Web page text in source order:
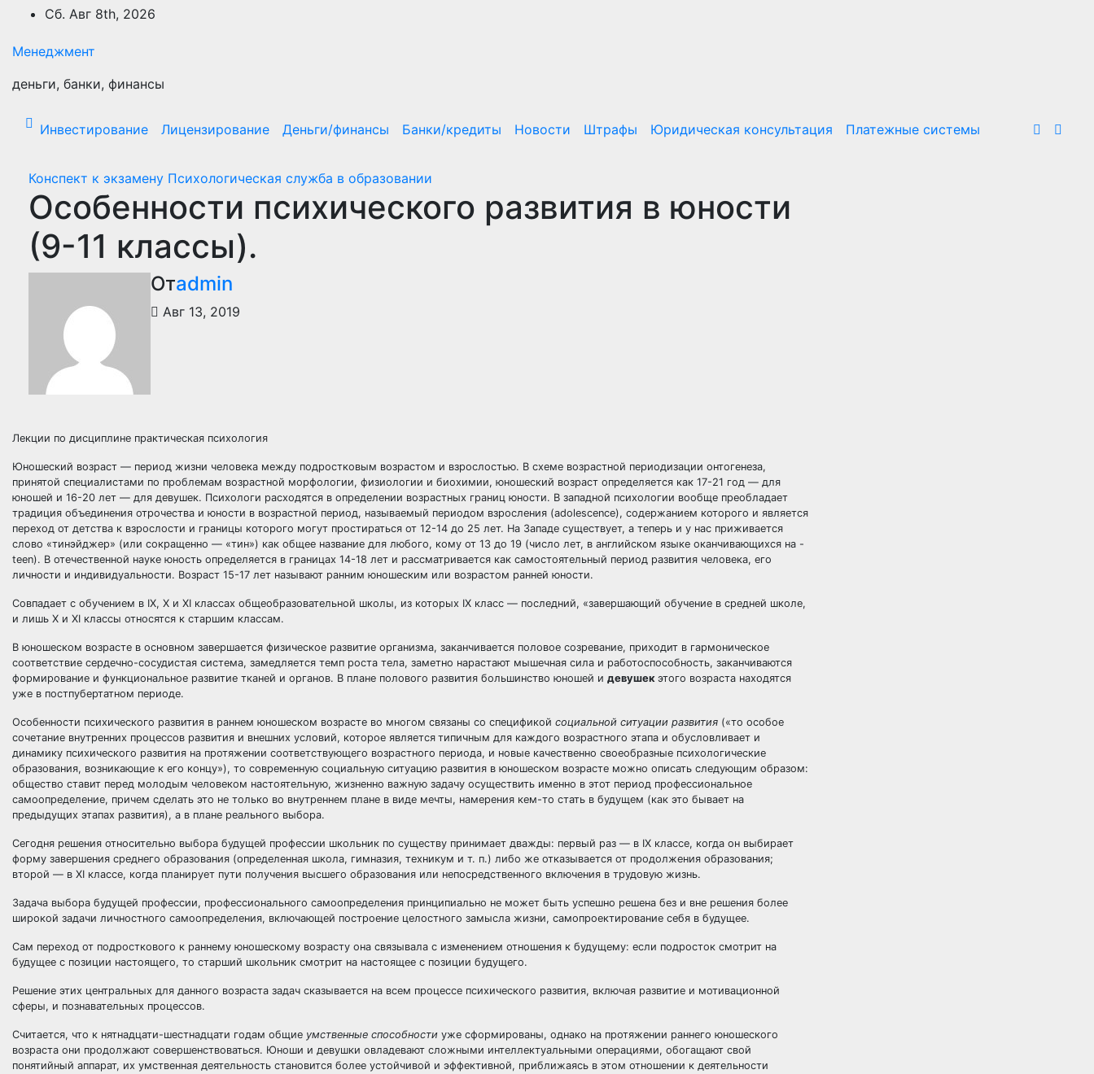
Перейти
содержимому
Сб. Авг 8th, 2026
Менеджмент
деньги, банки, финансы
Инвестирование Лицензирование Деньги/финансы Банки/кредиты Новости Штрафы Юридическая консультация Платежные системы
Конспект к экзамену Психологическая служба в образовании
Особенности психического развития в юности
(9-11 классы).
Отadmin
Авг 13, 2019
Лекции по дисциплине практическая психология
Юношеский возраст — период жизни человека между подростковым возрастом и взрослостью. В схеме возрастной периодизации онтогенеза,
принятой специалистами по проблемам возрастной морфологии, физиологии и биохимии, юношеский возраст определяется как 17-21 год — для
юношей и 16-20 лет — для девушек. Психологи расходятся в определении возрастных границ юности. В западной психологии вообще преобладает
традиция объединения отрочества и юности в возрастной период, называемый периодом взросления (adolescence), содержанием которого и является
переход от детства к взрослости и границы которого могут простираться от 12-14 до 25 лет. На Западе существует, а теперь и у нас приживается
слово «тинэйджер» (или сокращенно — «тин») как общее название для любого, кому от 13 до 19 (число лет, в английском языке оканчивающихся на -
teen). В отечественной науке юность определяется в границах 14-18 лет и рассматривается как самостоятельный период развития человека, его
личности и индивидуальности. Возраст 15-17 лет называют ранним юношеским или возрастом ранней юности.
Совпадает с обучением в IX, X и XI классах общеобразовательной школы, из которых IX класс — последний, «завершающий обучение в средней школе,
и лишь X и XI классы относятся к старшим классам.
В юношеском возрасте в основном завершается физическое развитие организма, заканчивается половое созревание, приходит в гармоническое
соответствие сердечно-сосудистая система, замедляется темп роста тела, заметно нарастают мышечная сила и работоспособность, заканчиваются
формирование и функциональное развитие тканей и органов. В плане полового развития большинство юношей и девушек этого возраста находятся
уже в постпубертатном периоде.
Особенности психического развития в раннем юношеском возрасте во многом связаны со спецификой социальной ситуации развития («то особое
сочетание внутренних процессов развития и внешних условий, которое является типичным для каждого возрастного этапа и обусловливает и
динамику психического развития на протяжении соответствующего возрастного периода, и новые качественно своеобразные психологические
образования, возникающие к его концу»), то современную социальную ситуацию развития в юношеском возрасте можно описать следующим образом:
общество ставит перед молодым человеком настоятельную, жизненно важную задачу осуществить именно в этот период профессиональное
самоопределение, причем сделать это не только во внутреннем плане в виде мечты, намерения кем-то стать в будущем (как это бывает на
предыдущих этапах развития), а в плане реального выбора.
Сегодня решения относительно выбора будущей профессии школьник по существу принимает дважды: первый раз — в IX классе, когда он выбирает
форму завершения среднего образования (определенная школа, гимназия, техникум и т. п.) либо же отказывается от продолжения образования;
второй — в XI классе, когда планирует пути получения высшего образования или непосредственного включения в трудовую жизнь.
Задача выбора будущей профессии, профессионального самоопределения принципиально не может быть успешно решена без и вне решения более
широкой задачи личностного самоопределения, включающей построение целостного замысла жизни, самопроектирование себя в будущее.
Сам переход от подросткового к раннему юношескому возрасту она связывала с изменением отношения к будущему: если подросток смотрит на
будущее с позиции настоящего, то старший школьник смотрит на настоящее с позиции будущего.
Решение этих центральных для данного возраста задач сказывается на всем процессе психического развития, включая развитие и мотивационной
сферы, и познавательных процессов.
Считается, что к нятнадцати-шестнадцати годам общие умственные способности уже сформированы, однако на протяжении раннего юношеского
возраста они продолжают совершенствоваться. Юноши и девушки овладевают сложными интеллектуальными операциями, обогащают свой
понятийный аппарат, их умственная деятельность становится более устойчивой и эффективной, приближаясь в этом отношении к деятельности